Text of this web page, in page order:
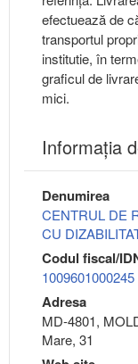
efectuează de
transportul
institutie, în
graficul de
mici.
Informaţia
Denumirea
CENTRUL DE
CU
Codul fiscal/
1009601000245
Adresa
MD-4801,
Mare, 31